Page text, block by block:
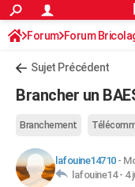
ACTUALITÉS
Politique
Société
Faits Divers
Education
Monde
Villes
+
AUTO
Essais
Réserver un essai
Citadines
Berlines
SUV
Forum auto
+HIGH-TECH
Forum Forum
Sujet Précédent
Brancher un
Branchement
lafouine14710-
lafouine14 - 4